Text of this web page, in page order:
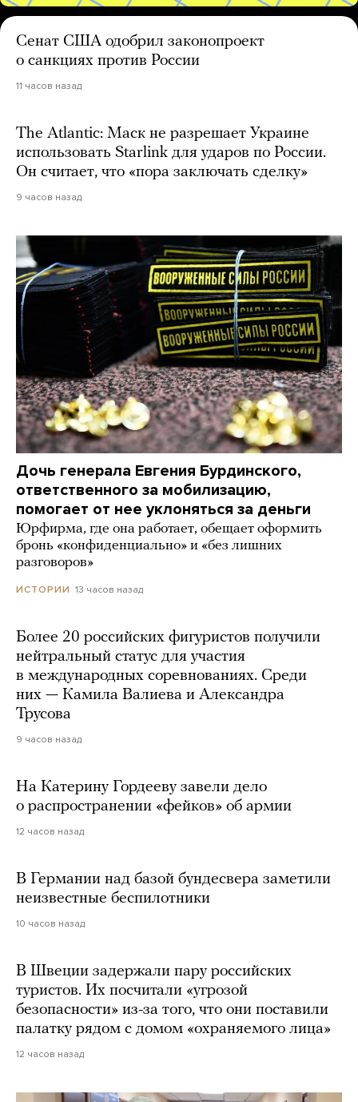
Сенат США одобрил законопроект
о санкциях против России
11 часов назад
The Atlantic: Маск не разрешает Украине
использовать Starlink для ударов по России.
Он считает, что «пора заключать сделку»
9 часов назад
Дочь генерала Евгения Бурдинского,
ответственного за мобилизацию,
помогает от нее уклоняться за деньги
Юрфирма, где она работает, обещает оформить
бронь «конфиденциально» и «без лишних
разговоров»
ИСТОРИИ 13 часов назад
Более 20 российских фигуристов получили
нейтральный статус для участия
в международных соревнованиях. Среди
них — Камила Валиева и Александра
Трусова
9 часов назад
На Катерину Гордееву завели дело
о распространении «фейков» об армии
12 часов назад
В Германии над базой бундесвера заметили
неизвестные беспилотники
10 часов назад
В Швеции задержали пару российских
туристов. Их посчитали «угрозой
безопасности» из-за того, что они поставили
палатку рядом с домом «охраняемого лица»
12 часов назад